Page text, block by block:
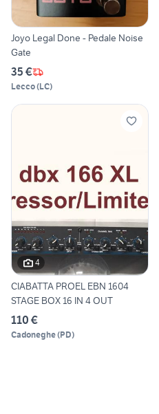
Joyo Legal Done - Pedale Noise
Gate
35 €
Lecco(LC)
4
CIABATTA PROEL EBN 1604
STAGE BOX 16 IN 4 OUT
110 €
Cadoneghe(PD)